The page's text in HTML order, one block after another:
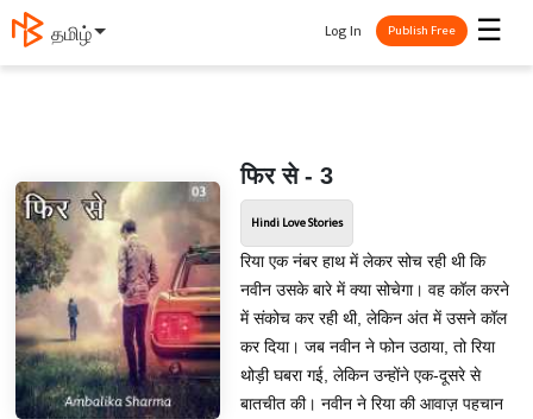
தமிழ் ☰
Log In Publish Free
फिर से - 3
Hindi Love Stories
रिया एक नंबर हाथ में लेकर सोच रही थी कि
नवीन उसके बारे में क्या सोचेगा। वह कॉल करने
में संकोच कर रही थी, लेकिन अंत में उसने कॉल
कर दिया। जब नवीन ने फोन उठाया, तो रिया
थोड़ी घबरा गई, लेकिन उन्होंने एक-दूसरे से
बातचीत की। नवीन ने रिया की आवाज़ पहचान